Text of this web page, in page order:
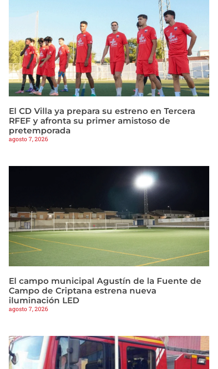
El CD Villa ya prepara su estreno en Tercera
RFEF y afronta su primer amistoso de
pretemporada
agosto 7, 2026
El campo municipal Agustín de la Fuente de
Campo de Criptana estrena nueva
iluminación LED
agosto 7, 2026